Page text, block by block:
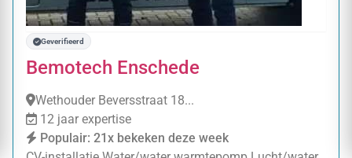
Geverifieerd
Bemotech Enschede
Wethouder Beversstraat 18...
12 jaar expertise
Populair: 21x bekeken deze week